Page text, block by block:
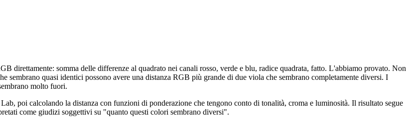
direttamente: somma delle differenze al quadrato nei canali rosso, verde e blu, radice quadrata, fatto. L'abbiamo provato. Non
sembrano quasi identici possono avere una distanza RGB più grande di due viola che sembrano completamente diversi. I
molto fuori.
poi calcolando la distanza con funzioni di ponderazione che tengono conto di tonalità, croma e luminosità. Il risultato segue
come giudizi soggettivi su "quanto questi colori sembrano diversi".